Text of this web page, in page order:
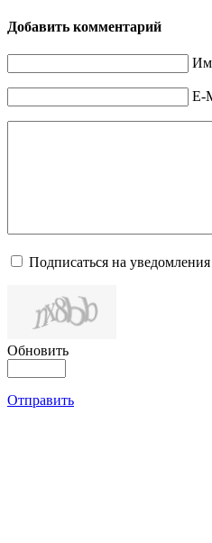
Добавить комментарий
E-
Подписаться на
Обновить
Отправить